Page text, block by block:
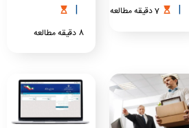
|
7دقیقهمطالعه |
8 دقیقهمطالعه